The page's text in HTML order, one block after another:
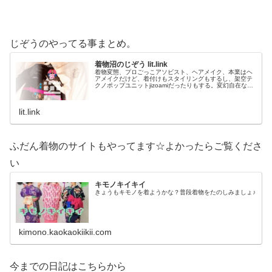
じぞうのやってる事まとめ。
着物沼のじぞう lit.link
着物変態、プロごっこアソビスト、ヘアメイク、本業はヘ
アメイクだけど、着付けもスタイリングもするし、架空テ
クノポップユニットjizoamiだったりもする。変幻自在なた
lit.link
ふだん着物のサイトもやってます☆よかったらご覧くださ
い
キモノキイキイ
きょうもキモノを着ようかな？普段着物をたのしみましょ♪
kimono.kaokaokiikii.com
今までの日記はこちらから